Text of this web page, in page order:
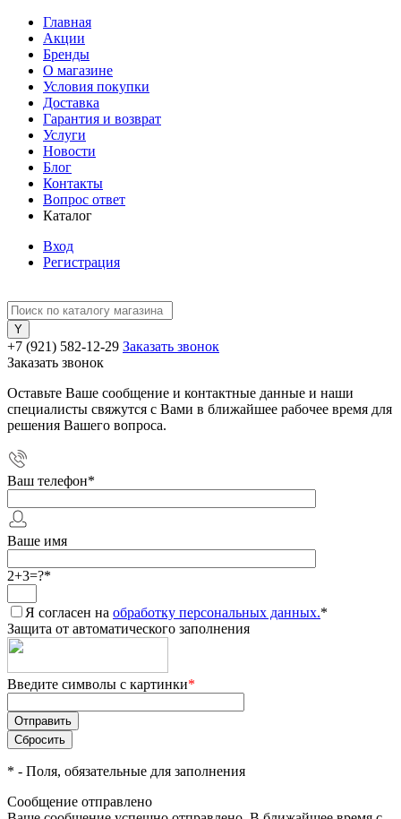
Главная
Акции
Бренды
О магазине
Условия покупки
Доставка
Гарантия и возврат
Услуги
Новости
Блог
Контакты
Вопрос ответ
Каталог
Вход
Регистрация
+7 (921) 582-12-29 Заказать звонок
Заказать звонок
Оставьте Ваше сообщение и контактные данные и наши
специалисты свяжутся с Вами в ближайшее рабочее время для
решения Вашего вопроса.
Ваш телефон*
Ваше имя
2+3=?*
Я согласен на обработку персональных данных.*
Защита от автоматического заполнения
Введите символы с картинки*
* - Поля, обязательные для заполнения
Сообщение отправлено